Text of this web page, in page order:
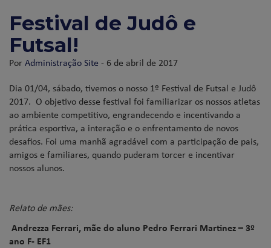
Festival de Judô e
Futsal!
PorAdministração Site - 6 de abril de 2017
Dia 01/04, sábado, tivemos o nosso 1º Festival de Futsal e Judô
2017. O objetivo desse festival foi familiarizar os nossos atletas
ao ambiente competitivo, engrandecendo e incentivando a
prática esportiva, a interação e o enfrentamento de novos
desafios. Foi uma manhã agradável com a participação de pais,
amigos e familiares, quando puderam torcer e incentivar
nossos alunos.
Relato de mães:
Andrezza Ferrari, mãe do aluno Pedro Ferrari Martinez – 3º
ano F- EF1